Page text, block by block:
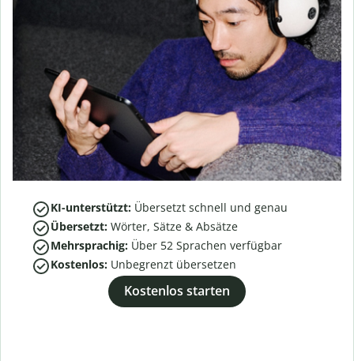
KI-unterstützt: Übersetzt schnell und genau
Übersetzt: Wörter, Sätze & Absätze
Mehrsprachig: Über 52 Sprachen verfügbar
Kostenlos: Unbegrenzt übersetzen
Kostenlos starten